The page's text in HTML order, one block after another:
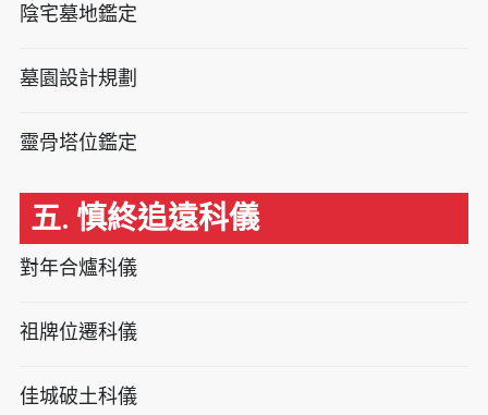
陰宅墓地鑑定
墓園設計規劃
靈骨塔位鑑定
五. 慎終追遠科儀
對年合爐科儀
祖牌位遷科儀
佳城破土科儀